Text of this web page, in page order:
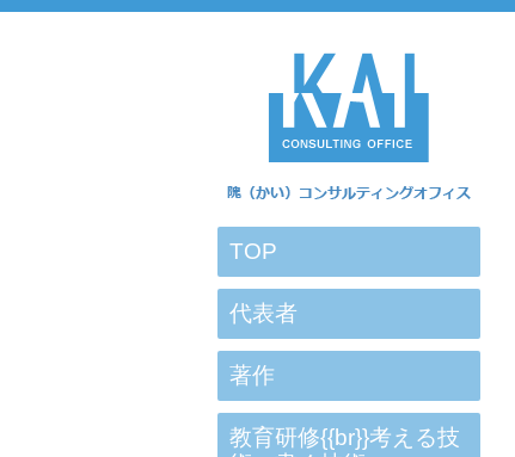
TOP
代表者
著作
教育研修{{br}}考える技